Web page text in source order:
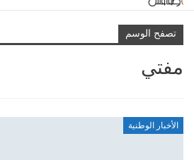
تصفح الوسم
مفتي
الأخبار الوطنية